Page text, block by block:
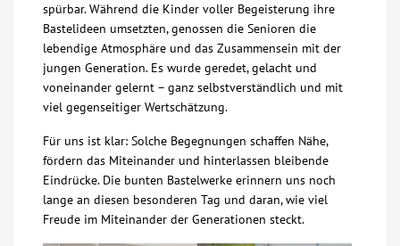
Veranstaltungen
Spenden
Karriere
Ausbildung
spürbar. Während die Kinder voller Begeisterung ihre
Bastelideen umsetzten, genossen die Senioren die
lebendige Atmosphäre und das Zusammensein mit der
jungen Generation. Es wurde geredet, gelacht und
voneinander gelernt – ganz selbstverständlich und mit
viel gegenseitiger Wertschätzung.
Für uns ist klar: Solche Begegnungen schaffen Nähe,
fördern das Miteinander und hinterlassen bleibende
Eindrücke. Die bunten Bastelwerke erinnern uns noch
lange an diesen besonderen Tag und daran, wie viel
Freude im Miteinander der Generationen steckt.